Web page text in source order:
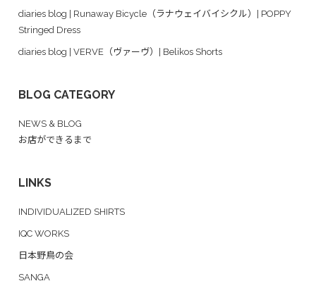
diaries blog | Runaway Bicycle（ラナウェイバイシクル）| POPPY
Stringed Dress
diaries blog | VERVE（ヴァーヴ）| Belikos Shorts
BLOG CATEGORY
NEWS & BLOG
お店ができるまで
LINKS
INDIVIDUALIZED SHIRTS
IQC WORKS
日本野鳥の会
SANGA